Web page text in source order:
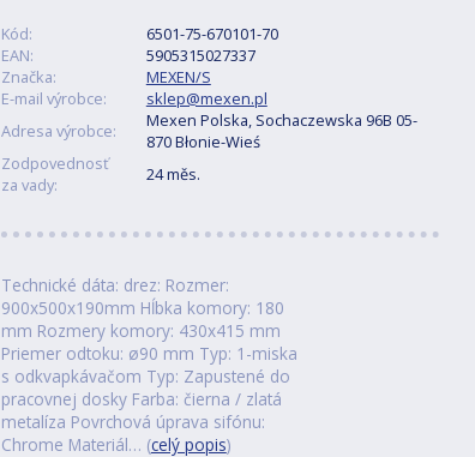
Kód:
6501-75-670101-70
EAN:
5905315027337
Značka:
MEXEN/S
E-mail výrobce:
sklep@mexen.pl
Adresa výrobce:
Mexen Polska, Sochaczewska 96B 05-
870 Błonie-Wieś
Zodpovednosť
za vady:
24 měs.
Technické dáta: drez: Rozmer:
900x500x190mm Hĺbka komory: 180
mm Rozmery komory: 430x415 mm
Priemer odtoku: ø90 mm Typ: 1-miska
s odkvapkávačom Typ: Zapustené do
pracovnej dosky Farba: čierna / zlatá
metalíza Povrchová úprava sifónu:
Chrome Materiál… (celý popis)